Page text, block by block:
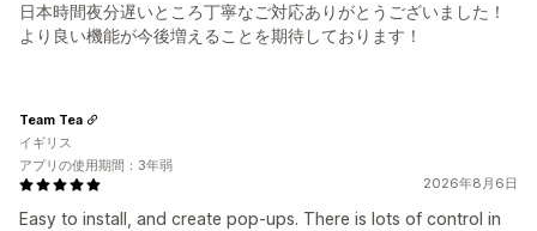
日本時間夜分遅いところ丁寧なご対応ありがとうございました！
より良い機能が今後増えることを期待しております！
2026年8月6日
Easy to install, and create pop-ups. There is lots of control in
Team Tea
イギリス
アプリの使用期間：3年弱